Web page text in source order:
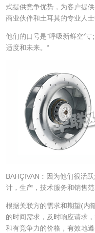
式提供竞争优势，为客户提
商业伙伴和土耳其的专业人
他们的口号是“呼吸新鲜空气
适度和未来。“
BAHÇIVAN：因为他们很活
计，生产，技术服务和销售
根据关联方的需求和期望(内
的时间需求，及时响应请求
和有竞争力的价格，有效地